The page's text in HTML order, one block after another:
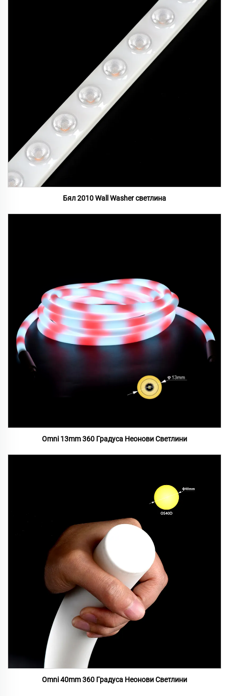
Бял 2010 Wall Washer светлина
Omni 13mm 360 Градуса Неонови Светлини
Omni 40mm 360 Градуса Неонови Светлини